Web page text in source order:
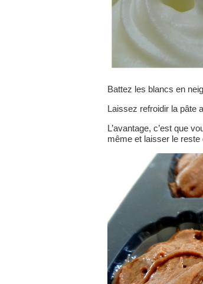
Battez les blancs en
Laissez refroidir la pâte
L’avantage, c’est que
même et laisser le reste